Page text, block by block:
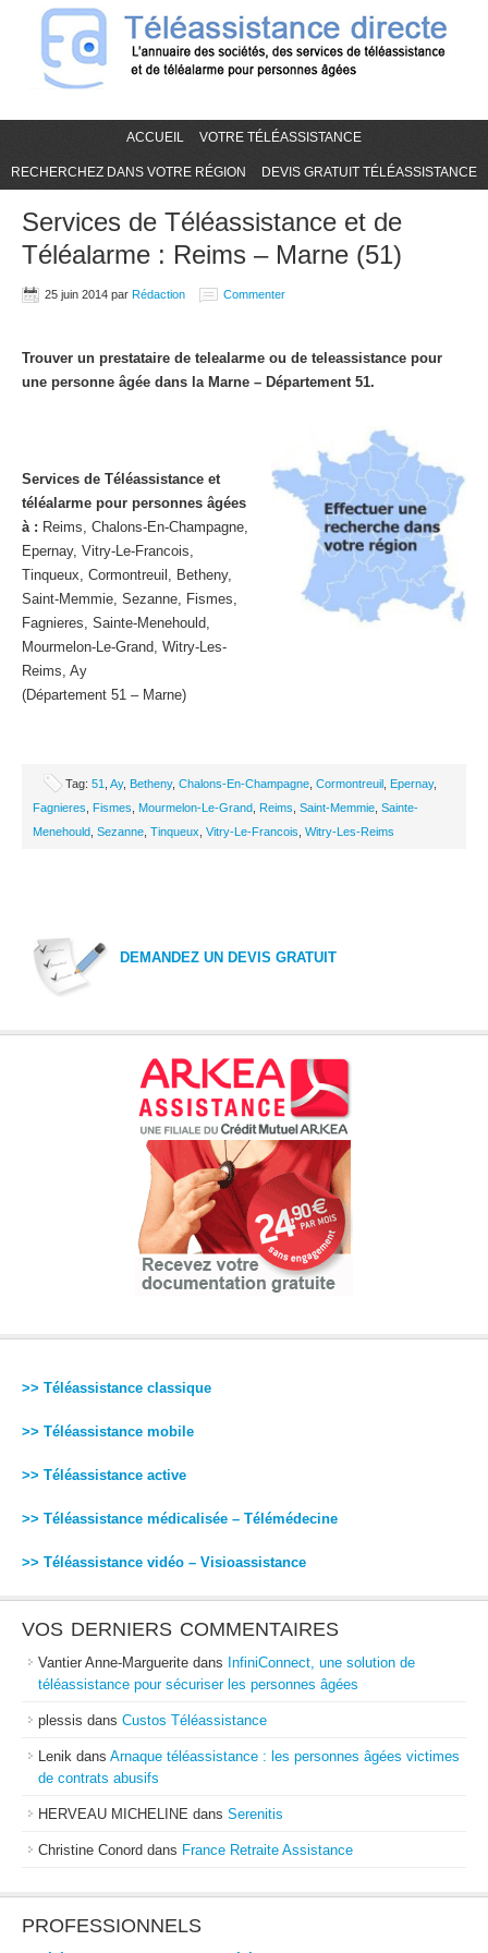
ACCUEIL VOTRE TÉLÉASSISTANCE
RECHERCHEZ DANS VOTRE RÉGION DEVIS GRATUIT TÉLÉASSISTANCE
Services de Téléassistance et de
Téléalarme : Reims – Marne (51)
25 juin 2014 par Rédaction Commenter
Trouver un prestataire de telealarme ou de teleassistance pour
une personne âgée dans la Marne – Département 51.
Services de Téléassistance et
téléalarme pour personnes âgées
à : Reims, Chalons-En-Champagne,
Epernay, Vitry-Le-Francois,
Tinqueux, Cormontreuil, Betheny,
Saint-Memmie, Sezanne, Fismes,
Fagnieres, Sainte-Menehould,
Mourmelon-Le-Grand, Witry-Les-
Reims, Ay
(Département 51 – Marne)
Tag: 51 Ay, Betheny, Chalons-En-Champagne Cormontreuil Epernay,
Fagnieres
Fismes Mourmelon-Le-Grand Reims Saint-Memmie Sainte-
Menehould Sezanne Tinqueux Vitry-Le-Francois Witry-Les-Reims
DEMANDEZ UN DEVIS GRATUIT
>> Téléassistance classique
>> Téléassistance mobile
>> Téléassistance active
>> Téléassistance médicalisée – Télémédecine
>> Téléassistance vidéo – Visioassistance
VOS DERNIERS COMMENTAIRES
Vantier Anne-Marguerite dans InfiniConnect, une solution de
téléassistance pour sécuriser les personnes âgées
plessis dans Custos Téléassistance
Lenik dans Arnaque téléassistance : les personnes âgées victimes
de contrats abusifs
HERVEAU MICHELINE dans Serenitis
Christine Conord dans France Retraite Assistance
PROFESSIONNELS